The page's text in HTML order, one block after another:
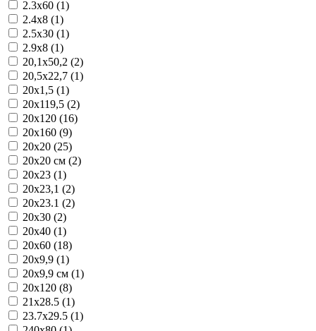
2.3x60 (1)
2.4x8 (1)
2.5x30 (1)
2.9x8 (1)
20,1x50,2 (2)
20,5x22,7 (1)
20x1,5 (1)
20x119,5 (2)
20x120 (16)
20x160 (9)
20x20 (25)
20x20 см (2)
20x23 (1)
20x23,1 (2)
20x23.1 (2)
20x30 (2)
20x40 (1)
20x60 (18)
20x9,9 (1)
20x9,9 см (1)
20х120 (8)
21x28.5 (1)
23.7x29.5 (1)